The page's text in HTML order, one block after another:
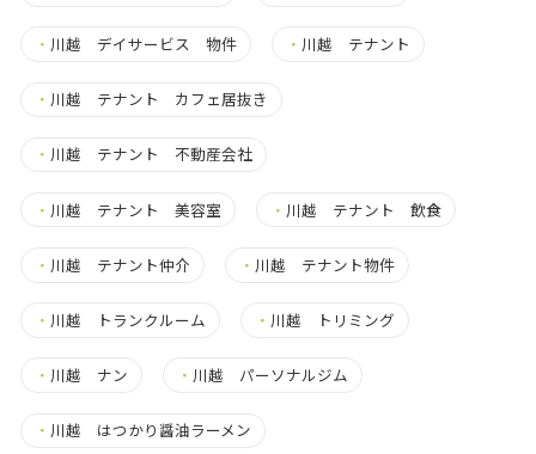
・ 川越 デイサービス 物件 ・ 川越 テナント
・ 川越 テナント カフェ居抜き
・ 川越 テナント 不動産会社
・ 川越 テナント 美容室 ・ 川越 テナント 飲食
・ 川越 テナント仲介 ・ 川越 テナント物件
・ 川越 トランクルーム ・ 川越 トリミング
・ 川越 ナン ・ 川越 パーソナルジム
・ 川越 はつかり醤油ラーメン